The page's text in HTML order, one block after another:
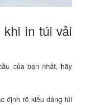
in túi vải
của bạn nhất, hãy
định rõ kiểu dáng túi